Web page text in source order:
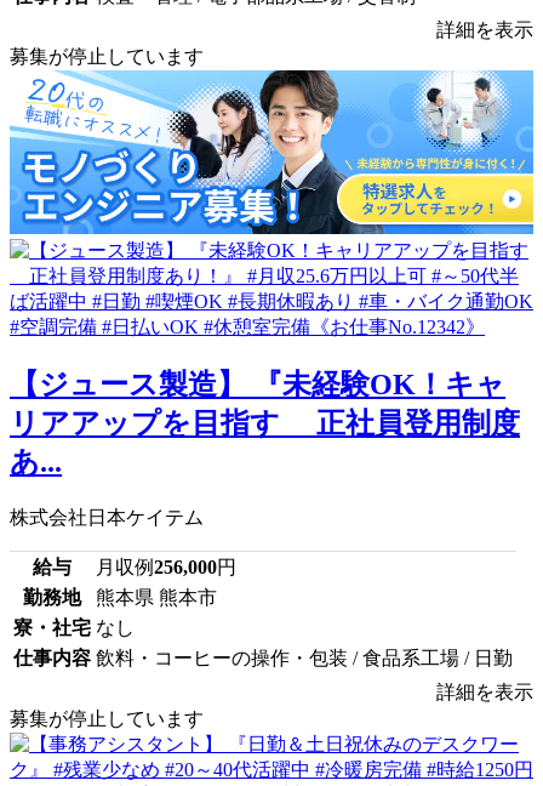
詳細を表示
募集が停止しています
【ジュース製造】 『未経験OK！キャ
リアアップを目指す 正社員登用制度
あ...
株式会社日本ケイテム
給与 月収例256,000円
勤務地
熊本県 熊本市
寮・社宅 なし
仕事内容 飲料・コーヒーの操作・包装 / 食品系工場 / 日勤
詳細を表示
募集が停止しています